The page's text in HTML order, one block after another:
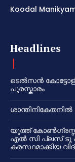
Koodal
Headlines
ടെൽസൻ
പുരസ്കാരം
യൂത്ത് കോൺഗ്രസ്സ്
എൽ സി പ്ലസ് ടു
കരസ്ഥമാക്കിയ